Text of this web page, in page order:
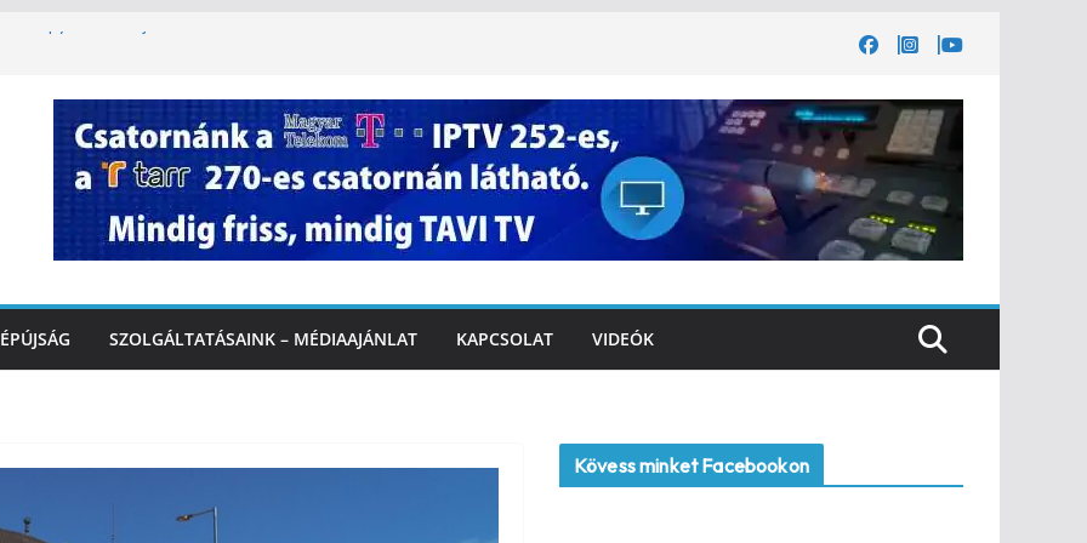
utca felújítása Marcaliban –
lakossági felháborodást váltott ki a
Marcaliban – VIDEÓ
a Balatonnál – az első félidő végén
SZOLGÁLTATÁSAINK – MÉDIAAJÁNLAT KAPCSOLAT VIDEÓK
Kövess minket Facebookon